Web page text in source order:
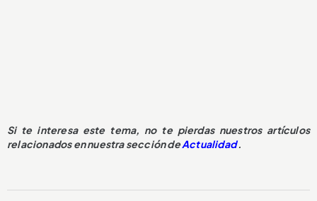
Si te interesa este tema, no te pierdas nuestros artículos
relacionados en nuestra sección deActualidad.